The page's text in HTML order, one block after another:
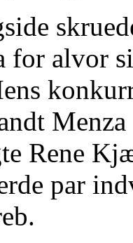
for alvor
Rene
par